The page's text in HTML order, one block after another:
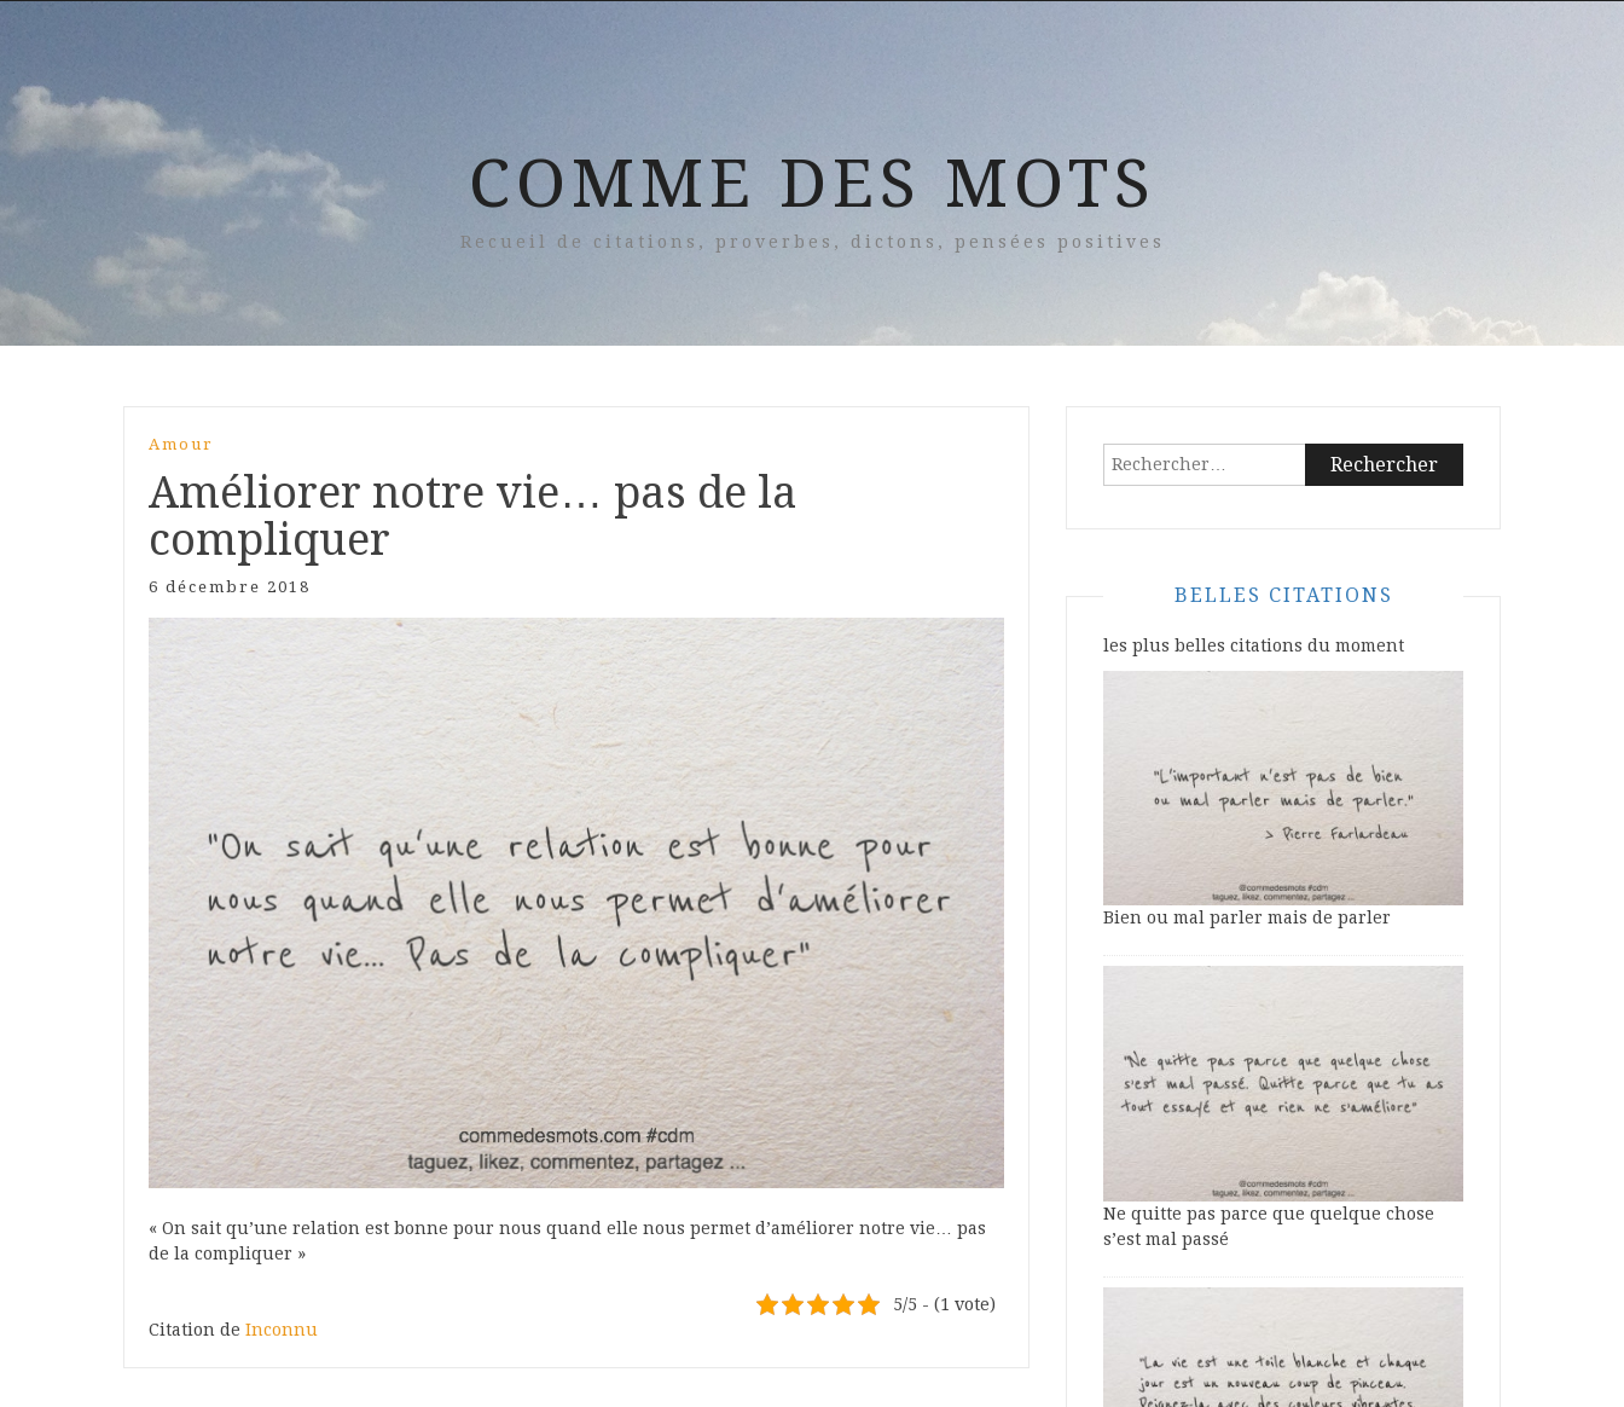
COMME DES MOTS
Recueil de citations, proverbes, dictons, pensées positives
Amour
Améliorer notre vie… pas de la
compliquer
6 décembre 2018
« On sait qu’une relation est bonne pour nous quand elle nous permet d’améliorer notre vie… pas
de la compliquer »
5/5 - (1 vote)
Citation de Inconnu
Rechercher :
BELLES CITATIONS
les plus belles citations du moment
Bien ou mal parler mais de parler
Ne quitte pas parce que quelque chose
s’est mal passé